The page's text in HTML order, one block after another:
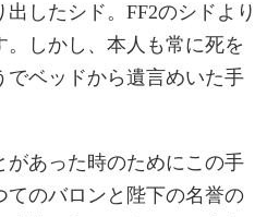
したシド。FF2のシドより
。しかし、本人も常に死を
でベッドから遺言めいた手
があった時のためにこの手
てのバロンと陛下の名誉の